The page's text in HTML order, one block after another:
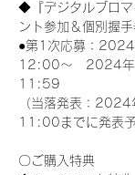
◆『デジタルブロ
ント参加＆個別握
●第1次応募：2024
12:00～　2024年
11:59
（当落発表：
11:00までに発表予
〇ご購入特典